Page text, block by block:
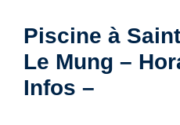
Piscine à
Le Mung –
Infos –